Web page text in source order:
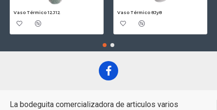
Vaso Térmico 12J12 Vaso Térmico 8Jy8
La bodeguita comercializadora de articulos varios